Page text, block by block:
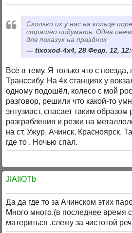
Сколько их у нас на кольце
страшно подумать. Одна
для показух на праздник
tixoxod-4x4, 28 Февр. 12,
Всё в тему. Я только что с поезда,
Транссибу. На 4х станциях у
одному подошёл, колесо с мой
разговор, решили что какой-то
энтузиаст, спасает таким образом
разграбления и резки на
на ст, Ужур, Ачинск, Красноярск.
где то . Ночью спал.
JIAIIOTb
Да да где то за Ачинском этих
Много много.(в последнее время
материться ,слежу за чистотой